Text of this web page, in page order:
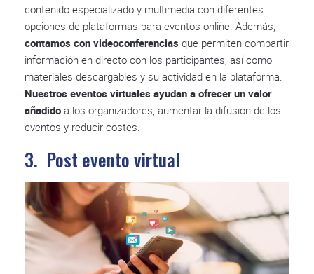
contenido especializado y multimedia con diferentes
opciones de plataformas para eventos online. Además,
contamos con videoconferencias que permiten compartir
información en directo con los participantes, así como
materiales descargables y su actividad en la plataforma.
Nuestros eventos virtuales ayudan a ofrecer un valor
añadido a los organizadores, aumentar la difusión de los
eventos y reducir costes.
3. Post evento virtual